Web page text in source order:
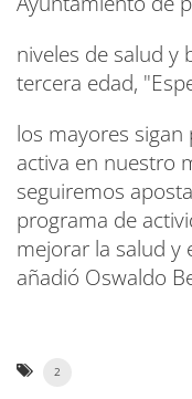
niveles de salud y
tercera edad,
los mayores
activa en nuestro
seguiremos
programa de
mejorar la salud y
añadió Oswaldo
2